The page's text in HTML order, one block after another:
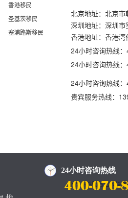
香港移民
圣基茨移民
塞浦路斯移民
北京地址：北京
深圳地址：深圳
香港地址：香港
24小时咨询热线
24小时咨询热线
24小时咨询热线
贵宾服务热线：
北京乔鸿因私出入境